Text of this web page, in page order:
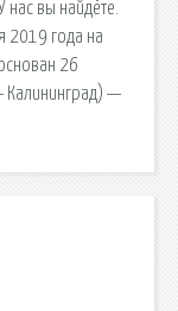
вы найдёте.
2019 года на
26
Калининград) —